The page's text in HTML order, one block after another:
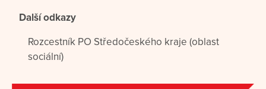
Další odkazy
Rozcestník PO Středočeského kraje (oblast
sociální)